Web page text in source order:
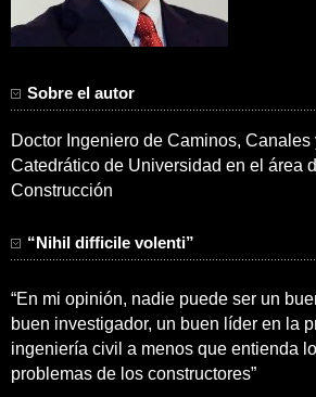
Sobre el autor
Doctor Ingeniero de Caminos, Canales
Catedrático de Universidad en el área
Construcción
“Nihil difficile volenti”
“En mi opinión, nadie puede ser un
buen investigador, un buen líder en la
ingeniería civil a menos que entienda
problemas de los constructores”